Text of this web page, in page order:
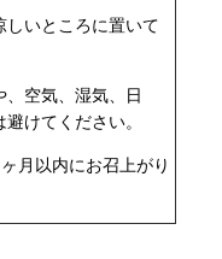
しいところに置いて
空気、湿気、日
けてください。
月以内にお召上がり